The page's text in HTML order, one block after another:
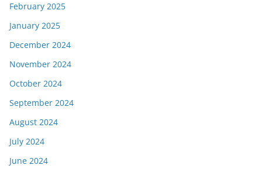
February 2025
January 2025
December 2024
November 2024
October 2024
September 2024
August 2024
July 2024
June 2024